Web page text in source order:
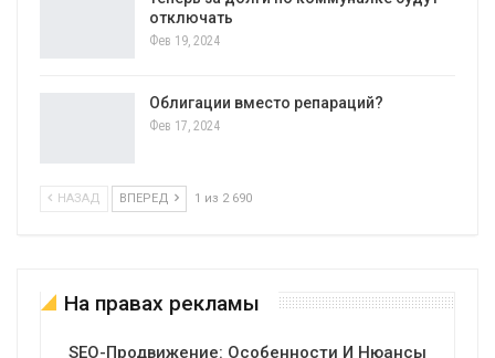
отключать
Фев 19, 2024
Облигации вместо репараций?
Фев 17, 2024
НАЗАД ВПЕРЕД 1 из 2 690
На правах рекламы
SEO-Продвижение: Особенности И Нюансы